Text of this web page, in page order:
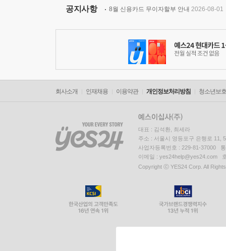
공지사항 8월 신용카드 무이자할부 안내 2026-08-01
회사소개 인재채용 이용약관 개인정보처리방침 청소년보
대표 : 김석환, 최세라
주소 : 서울시 영등포구 은행로 11,
사업자등록번호 : 229-81-37000
이메일 : yes24help@yes24.com
Copyright ⓒ YES24 Corp. All